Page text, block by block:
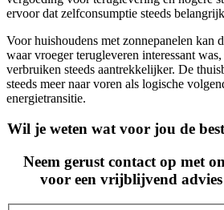
ervoor dat zelfconsumptie steeds
Voor huishoudens met zonnepanelen kan
waar vroeger terugleveren interessant
verbruiken steeds aantrekkelijker. De
steeds meer naar voren als logische
energietransitie.
Wil je weten wat voor jou de
Neem gerust contact op met
voor een vrijblijvend